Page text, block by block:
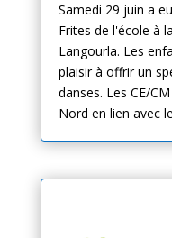
Samedi 29 juin a
Frites de l'école à
Langourla. Les
plaisir à offrir un
danses. Les CE/
Nord en lien avec